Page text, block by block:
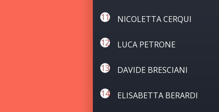
NICOLETTA CERQUI
LUCA PETRONE
DAVIDE BRESCIANI
ELISABETTA BERARDI